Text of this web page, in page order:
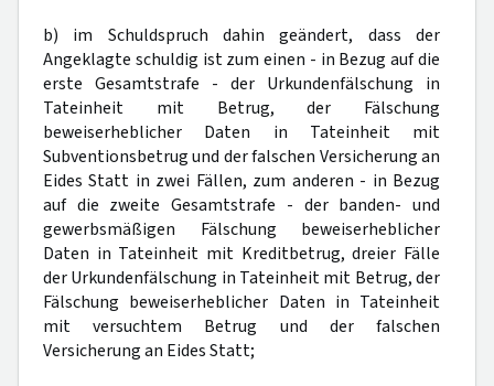
b) im Schuldspruch dahin geändert, dass der
Angeklagte schuldig ist zum einen - in Bezug auf die
erste Gesamtstrafe - der Urkundenfälschung in
Tateinheit mit Betrug, der Fälschung
beweiserheblicher Daten in Tateinheit mit
Subventionsbetrug und der falschen Versicherung an
Eides Statt in zwei Fällen, zum anderen - in Bezug
auf die zweite Gesamtstrafe - der banden- und
gewerbsmäßigen Fälschung beweiserheblicher
Daten in Tateinheit mit Kreditbetrug, dreier Fälle
der Urkundenfälschung in Tateinheit mit Betrug, der
Fälschung beweiserheblicher Daten in Tateinheit
mit versuchtem Betrug und der falschen
Versicherung an Eides Statt;